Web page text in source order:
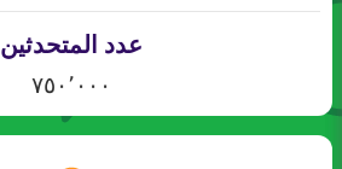
عدد المتحدثين
٧٥٠٬٠٠٠